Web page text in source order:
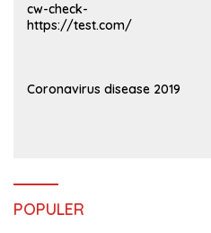
cw-check-
https://test.com/
Coronavirus disease 2019
POPULER